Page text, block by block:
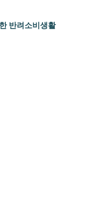
반려소비생활